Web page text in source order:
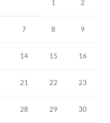
1 2
7 8 9
14 15 16
21 22 23
28 29 30